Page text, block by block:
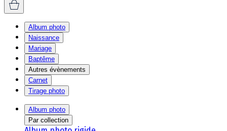
Album photo
Naissance
Mariage
Baptême
Autres évènements
Carnet
Tirage photo
Album photo
Par collection